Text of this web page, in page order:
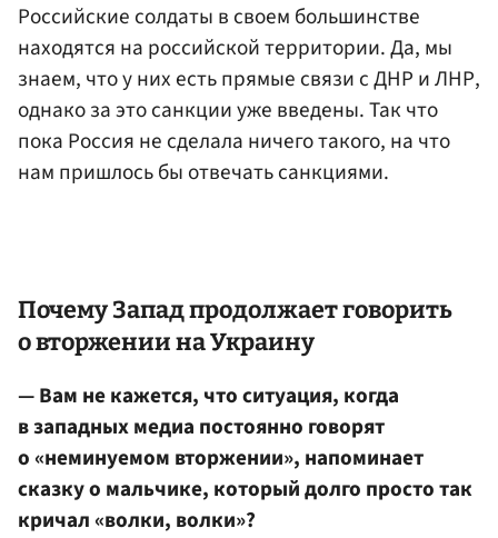
Российские солдаты в своем большинстве
находятся на российской территории. Да, мы
знаем, что у них есть прямые связи с ДНР и ЛНР,
однако за это санкции уже введены. Так что
пока Россия не сделала ничего такого, на что
нам пришлось бы отвечать санкциями.
Почему Запад продолжает говорить
о вторжении на Украину
— Вам не кажется, что ситуация, когда
в западных медиа постоянно говорят
о «неминуемом вторжении», напоминает
сказку о мальчике, который долго просто так
кричал «волки, волки»?